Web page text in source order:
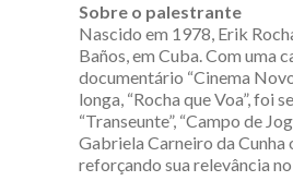
Sobre o palestrante
Nascido em 1978, Erik
Baños, em Cuba. Com uma
documentário “Cinema
longa, “Rocha que Voa”,
“Transeunte”, “Campo de
Gabriela Carneiro da Cunha
reforçando sua relevância